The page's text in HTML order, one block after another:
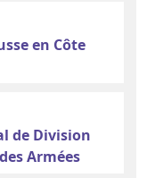
en Côte
de Division
Armées